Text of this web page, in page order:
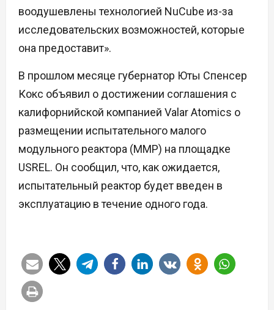
воодушевлены технологией NuCube из-за
исследовательских возможностей, которые
она предоставит».
В прошлом месяце губернатор Юты Спенсер
Кокс объявил о достижении соглашения с
калифорнийской компанией Valar Atomics о
размещении испытательного малого
модульного реактора (ММР) на площадке
USREL. Он сообщил, что, как ожидается,
испытательный реактор будет введен в
эксплуатацию в течение одного года.